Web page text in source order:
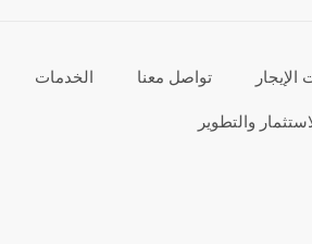
تواصل معنا
الخدمات
والتطوير